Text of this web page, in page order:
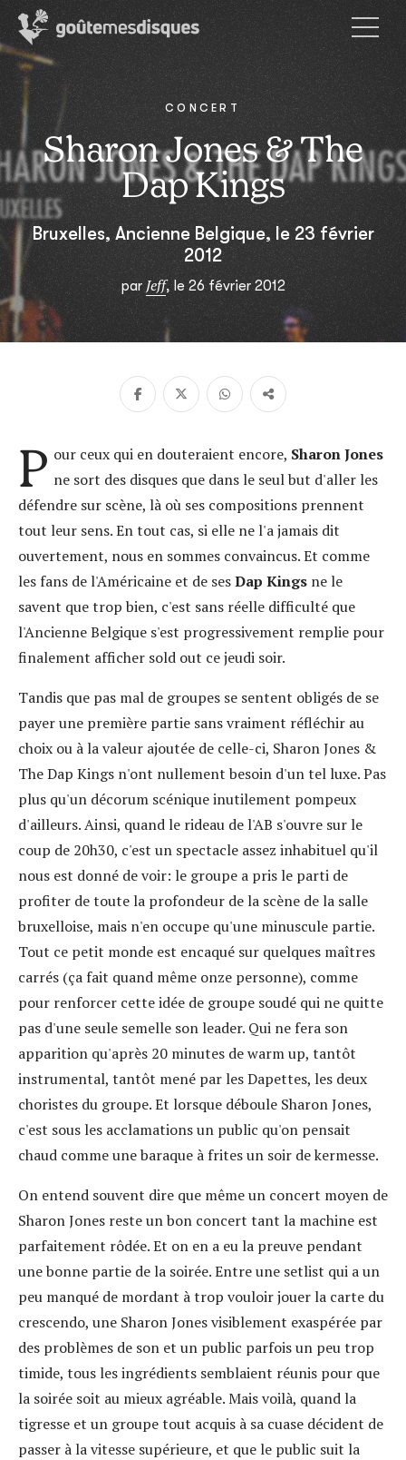
CONCERT
Sharon Jones & The
Dap Kings
Bruxelles, Ancienne Belgique, le 23 février
2012
parJeff, le 26 février 2012
P our ceux qui en douteraient encore, Sharon Jones
ne sort des disques que dans le seul but d'aller les
défendre sur scène, là où ses compositions prennent
tout leur sens. En tout cas, si elle ne l'a jamais dit
ouvertement, nous en sommes convaincus. Et comme
les fans de l'Américaine et de sesDap Kings ne le
savent que trop bien, c'est sans réelle difficulté que
l'Ancienne Belgique s'est progressivement remplie pour
finalement afficher sold out ce jeudi soir.
Tandis que pas mal de groupes se sentent obligés de se
payer une première partie sans vraiment réfléchir au
choix ou à la valeur ajoutée de celle-ci, Sharon Jones &
The Dap Kings n'ont nullement besoin d'un tel luxe. Pas
plus qu'un décorum scénique inutilement pompeux
d'ailleurs. Ainsi, quand le rideau de l'AB s'ouvre sur le
coup de 20h30, c'est un spectacle assez inhabituel qu'il
nous est donné de voir: le groupe a pris le parti de
profiter de toute la profondeur de la scène de la salle
bruxelloise, mais n'en occupe qu'une minuscule partie.
Tout ce petit monde est encaqué sur quelques maîtres
carrés (ça fait quand même onze personne), comme
pour renforcer cette idée de groupe soudé qui ne quitte
pas d'une seule semelle son leader. Qui ne fera son
apparition qu'après 20 minutes de warm up, tantôt
instrumental, tantôt mené par les Dapettes, les deux
choristes du groupe. Et lorsque déboule Sharon Jones,
c'est sous les acclamations un public qu'on pensait
chaud comme une baraque à frites un soir de kermesse.
On entend souvent dire que même un concert moyen de
Sharon Jones reste un bon concert tant la machine est
parfaitement rôdée. Et on en a eu la preuve pendant
une bonne partie de la soirée. Entre une setlist qui a un
peu manqué de mordant à trop vouloir jouer la carte du
crescendo, une Sharon Jones visiblement exaspérée par
des problèmes de son et un public parfois un peu trop
timide, tous les ingrédients semblaient réunis pour que
la soirée soit au mieux agréable. Mais voilà, quand la
tigresse et un groupe tout acquis à sa cuase décident de
passer à la vitesse supérieure, et que le public suit la